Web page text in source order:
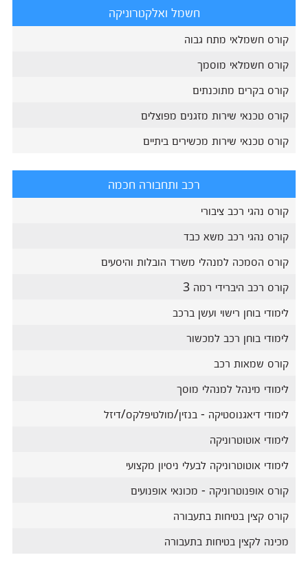
חשמל ואלקטרוניקה
קורס חשמלאי מתח גבוה
קורס חשמלאי מוסמך
קורס בקרים מתוכנתים
קורס טכנאי שירות מזגנים מפוצלים
קורס טכנאי שירות מכשירים ביתיים
רכב ותחבורה חכמה
קורס נהגי רכב ציבורי
קורס נהגי רכב משא כבד
קורס הסמכה למנהלי משרד הובלות והיסעים
קורס רכב היברידי רמה 3
לימודי בוחן רישוי ועשן ברכב
לימודי בוחן רכב למכשור
קורס שמאות רכב
לימודי מינהל למנהלי מוסך
לימודי דיאגנוסטיקה - בנזין/מולטיפלקס/דיזל
לימודי אוטוטרוניקה
לימודי אוטוטרוניקה לבעלי ניסיון מקצועי
קורס אופנוטרוניקה - מכונאי אופנועים
קורס קצין בטיחות בתעבורה
מכינה לקצין בטיחות בתעבורה